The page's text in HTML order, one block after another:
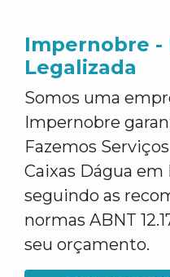
Impernobre -
Legalizada
Somos uma
Impernobre
Fazemos
Caixas Dágua em
seguindo as
normas ABNT
seu orçamento.